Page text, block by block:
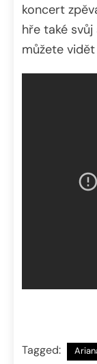
koncert
hře také
můžete
Tagged: